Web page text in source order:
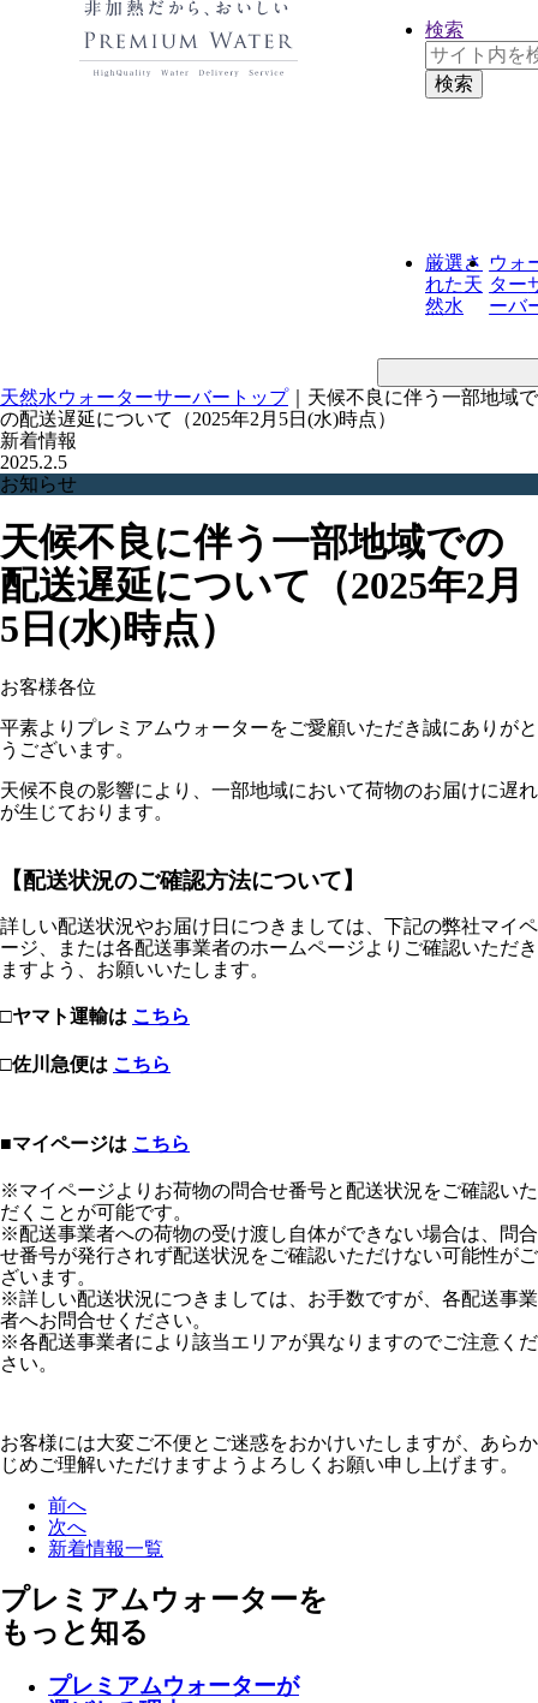
厳選さ
れた天
然水
ウォ
ター
ーバ
検索
天然水ウォーターサーバートップ｜ 天候不良に伴う一部地域で
の配送遅延について（2025年2月5日(水)時点）
新着情報
2025.2.5
お知らせ
天候不良に伴う一部地域での
配送遅延について（2025年2月
5日(水)時点）
お客様各位
平素よりプレミアムウォーターをご愛顧いただき誠にありがと
うございます。
天候不良の影響により、一部地域において荷物のお届けに遅れ
が生じております。
【配送状況のご確認方法について】
詳しい配送状況やお届け日につきましては、下記の弊社マイペ
ージ、または各配送事業者のホームページよりご確認いただき
ますよう、お願いいたします。
□ヤマト運輸は こちら
□佐川急便は こちら
■マイページは こちら
※マイページよりお荷物の問合せ番号と配送状況をご確認いた
だくことが可能です。
※配送事業者への荷物の受け渡し自体ができない場合は、問合
せ番号が発行されず配送状況をご確認いただけない可能性がご
ざいます。
※詳しい配送状況につきましては、お手数ですが、各配送事業
者へお問合せください。
※各配送事業者により該当エリアが異なりますのでご注意くだ
さい。
お客様には大変ご不便とご迷惑をおかけいたしますが、あらか
じめご理解いただけますようよろしくお願い申し上げます。
前へ
次へ
新着情報一覧
プレミアムウォーターを
もっと知る
プレミアムウォーターが